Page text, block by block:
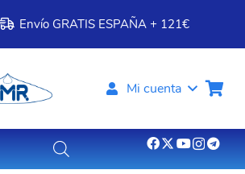
Envío GRATIS ESPAÑA + 121€
Mi cuenta